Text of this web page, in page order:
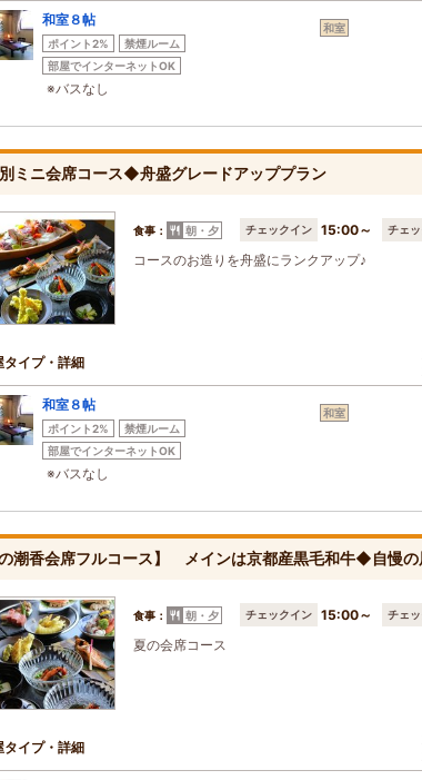
和室８帖
ポイント2%
禁煙ルーム
部屋でインターネットOK
※バスなし
和室
ミニ会席コース◆舟盛グレードアッププラン
食事： 朝・夕 チェックイン 15:00～ チェ
コースのお造りを舟盛にランクアップ♪
タイプ・詳細
和室８帖
ポイント2%
禁煙ルーム
部屋でインターネットOK
※バスなし
和室
潮香会席フルコース】 メインは京都産黒毛和牛◆自慢
食事： 朝・夕 チェックイン 15:00～ チェ
夏の会席コース
タイプ・詳細